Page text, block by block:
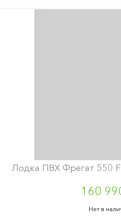
Лодка ПВХ Фрегат 550
160
Нет в